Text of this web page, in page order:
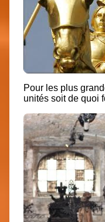
Pour les plus
unités soit de quoi